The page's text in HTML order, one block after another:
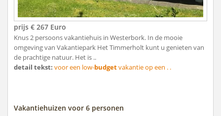
prijs € 267 Euro
Knus 2 persoons vakantiehuis in Westerbork. In de mooie
omgeving van Vakantiepark Het Timmerholt kunt u genieten van
de prachtige natuur. Het is ..
detail tekst: voor een low-budgetvakantie op een . .
Vakantiehuizen voor 6 personen